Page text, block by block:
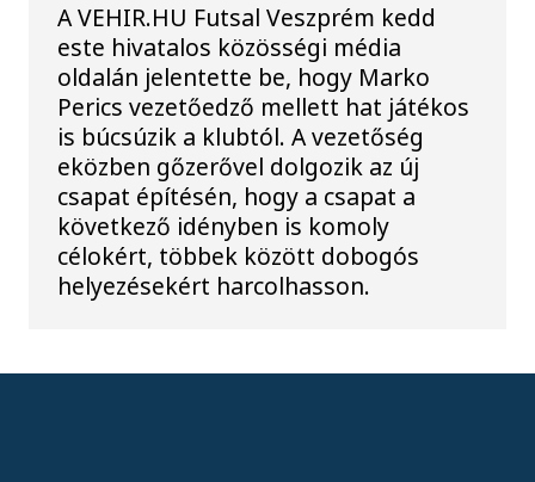
A VEHIR.HU Futsal Veszprém kedd
este hivatalos közösségi média
oldalán jelentette be, hogy Marko
Perics vezetőedző mellett hat játékos
is búcsúzik a klubtól. A vezetőség
eközben gőzerővel dolgozik az új
csapat építésén, hogy a csapat a
következő idényben is komoly
célokért, többek között dobogós
helyezésekért harcolhasson.